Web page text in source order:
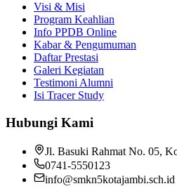
Visi & Misi
Program Keahlian
Info PPDB Online
Kabar & Pengumuman
Daftar Prestasi
Galeri Kegiatan
Testimoni Alumni
Isi Tracer Study
Hubungi Kami
Jl. Basuki Rahmat No. 05,
0741-5550123
info@smkn5kotajambi.sch.id